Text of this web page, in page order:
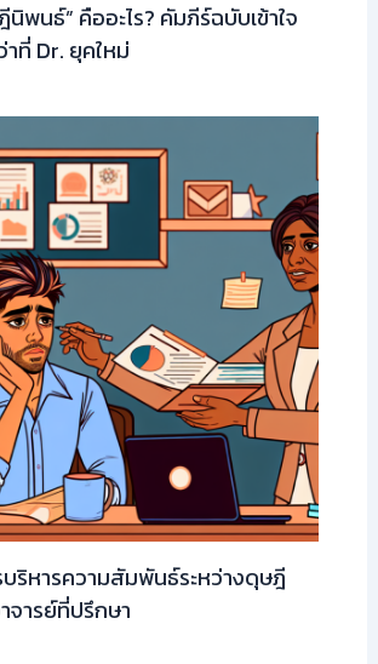
นิพนธ์” คืออะไร? คัมภีร์ฉบับเข้าใจ
ที่ Dr. ยุคใหม่
ริหารความสัมพันธ์ระหว่างดุษฎี
ารย์ที่ปรึกษา